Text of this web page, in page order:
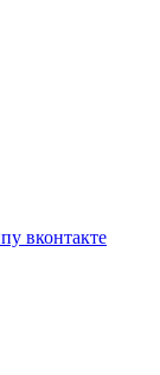
вконтакте